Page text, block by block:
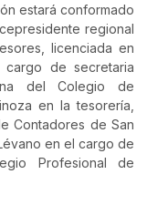
estará conformado
regional
licenciada en
cargo de secretaria
del Colegio de
en la tesorería,
Contadores de San
en el cargo de
Profesional de